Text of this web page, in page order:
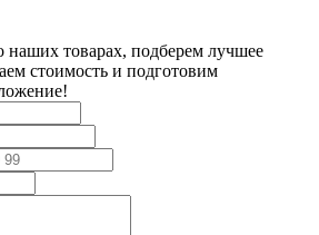
наших товарах, подберем лучшее
стоимость и подготовим